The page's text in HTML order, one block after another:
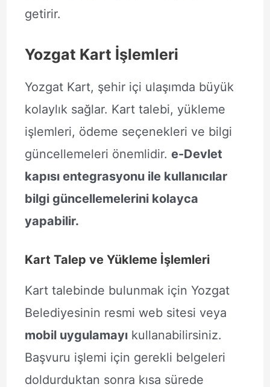
getirir.
Yozgat Kart İşlemleri
Yozgat Kart, şehir içi ulaşımda büyük
kolaylık sağlar. Kart talebi, yükleme
işlemleri, ödeme seçenekleri ve bilgi
güncellemeleri önemlidir. e-Devlet
kapısı entegrasyonu ile kullanıcılar
bilgi güncellemelerini kolayca
yapabilir.
Kart Talep ve Yükleme İşlemleri
Kart talebinde bulunmak için Yozgat
Belediyesinin resmi web sitesi veya
mobil uygulamayıkullanabilirsiniz.
Başvuru işlemi için gerekli belgeleri
doldurduktan sonra kısa sürede